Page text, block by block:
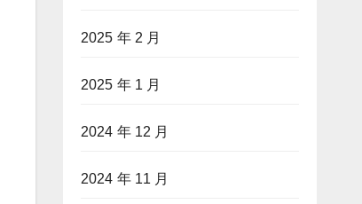
2025 年 2 月
2025 年 1 月
2024 年 12 月
2024 年 11 月